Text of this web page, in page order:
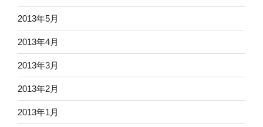
2013年5月
2013年4月
2013年3月
2013年2月
2013年1月